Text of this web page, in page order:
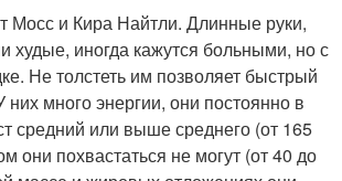
Мосс и Кира Найтли. Длинные руки,
худые, иногда кажутся больными, но с
Не толстеть им позволяет быстрый
много энергии, они постоянно в
средний или выше среднего (от 165
они похвастаться не могут (от 40 до